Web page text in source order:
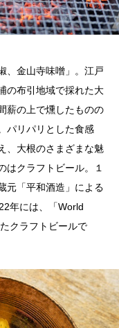
、金山寺味噌」。江戸
の布引地域で採れた大
薪の上で燻したものの
パリパリとした食感
、大根のさまざまな魅
はクラフトビール。１
元「平和酒造」による
年には、「World
クラフトビールで